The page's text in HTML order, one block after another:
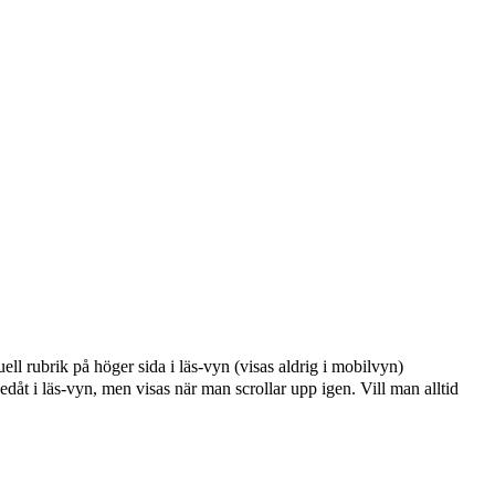
rubrik på höger sida i läs-vyn (visas aldrig i mobilvyn)
i läs-vyn, men visas när man scrollar upp igen. Vill man alltid